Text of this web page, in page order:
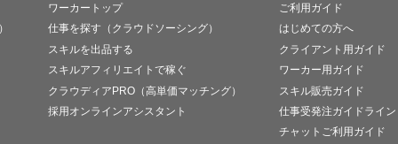
ワーカートップ
仕事を探す（クラウドソーシング）
スキルを出品する
スキルアフィリエイトで稼ぐ
クラウディアPRO（高単価マッチング）
採用オンラインアシスタント
ご利用ガイド
はじめての方へ
クライアント用ガイド
ワーカー用ガイド
スキル販売ガイド
仕事受発注ガイドライン
チャットご利用ガイド